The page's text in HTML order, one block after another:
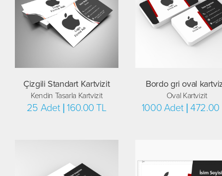
Çizgili Standart Kartvizit
Kendin Tasarla Kartvizit
25 Adet | 160.00 TL
Bordo gri oval
Oval Kartvizit
1000 Adet | 472.00